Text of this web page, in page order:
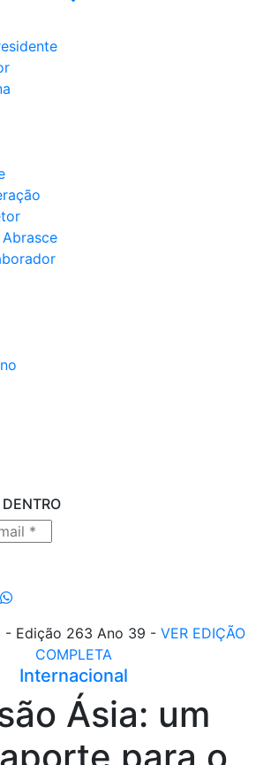
DENTRO
- Edição 263 Ano 39 - VER EDIÇÃO
COMPLETA
Internacional
Ásia: um